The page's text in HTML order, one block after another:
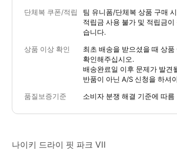
단체복 쿠폰/적립
팀 유니폼/단체복 상품 구매
적립금 사용 불가 및 적립금이
습니다.
상품 이상 확인
최초 배송을 받으셨을 때 상품
확인해주십시오.
배송완료일 이후 문제가 발견
반품이 아닌 A/S 신청을 하셔
품질보증기준 소비자 분쟁 해결 기준에 따름
나이키 드라이 핏 파크 VII